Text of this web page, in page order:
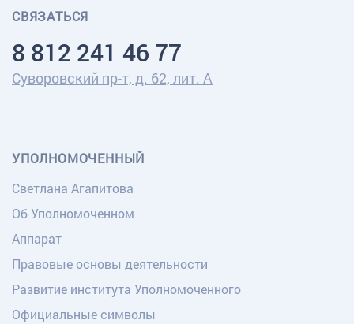
СВЯЗАТЬСЯ
8 812 241 46 77
Суворовский пр-т, д. 62, лит. А
УПОЛНОМОЧЕННЫЙ
Светлана Агапитова
Об Уполномоченном
Аппарат
Правовые основы деятельности
Развитие института Уполномоченного
Официальные символы